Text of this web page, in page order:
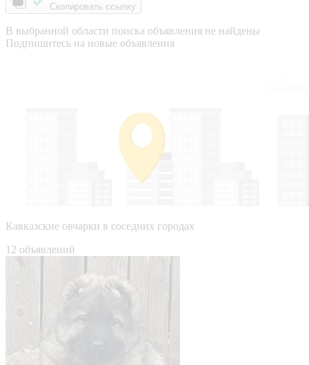
Скопировать ссылку
В выбранной области поиска объявления не найдены
Подпишитесь на новые объявления
Кавказские овчарки в соседних городах
12 объявлений